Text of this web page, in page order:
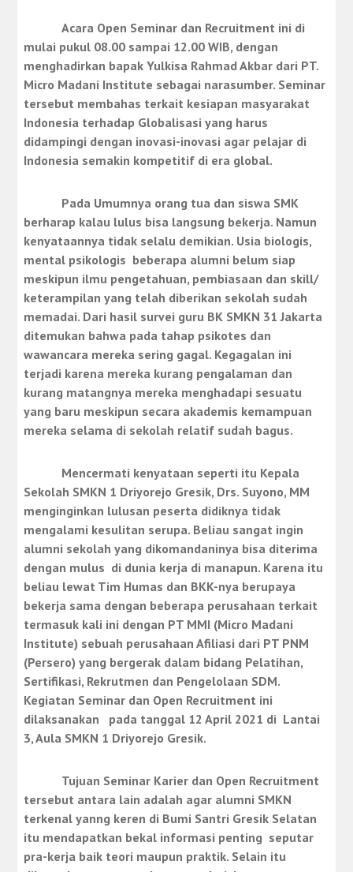
Acara Open Seminar dan Recruitment ini di
mulai pukul 08.00 sampai 12.00 WIB, dengan
menghadirkan bapak Yulkisa Rahmad Akbar dari PT.
Micro Madani Institute sebagai narasumber. Seminar
tersebut membahas terkait kesiapan masyarakat
Indonesia terhadap Globalisasi yang harus
didampingi dengan inovasi-inovasi agar pelajar di
Indonesia semakin kompetitif di era global.
Pada Umumnya orang tua dan siswa SMK
berharap kalau lulus bisa langsung bekerja. Namun
kenyataannya tidak selalu demikian. Usia biologis,
mental psikologis beberapa alumni belum siap
meskipun ilmu pengetahuan, pembiasaan dan skill/
keterampilan yang telah diberikan sekolah sudah
memadai. Dari hasil survei guru BK SMKN 31 Jakarta
ditemukan bahwa pada tahap psikotes dan
wawancara mereka sering gagal. Kegagalan ini
terjadi karena mereka kurang pengalaman dan
kurang matangnya mereka menghadapi sesuatu
yang baru meskipun secara akademis kemampuan
mereka selama di sekolah relatif sudah bagus.
Mencermati kenyataan seperti itu Kepala
Sekolah SMKN 1 Driyorejo Gresik, Drs. Suyono, MM
menginginkan lulusan peserta didiknya tidak
mengalami kesulitan serupa. Beliau sangat ingin
alumni sekolah yang dikomandaninya bisa diterima
dengan mulus di dunia kerja di manapun. Karena itu
beliau lewat Tim Humas dan BKK-nya berupaya
bekerja sama dengan beberapa perusahaan terkait
termasuk kali ini dengan PT MMI (Micro Madani
Institute) sebuah perusahaan Afiliasi dari PT PNM
(Persero) yang bergerak dalam bidang Pelatihan,
Sertifikasi, Rekrutmen dan Pengelolaan SDM.
Kegiatan Seminar dan Open Recruitment ini
dilaksanakan pada tanggal 12 April 2021 di Lantai
3, Aula SMKN 1 Driyorejo Gresik.
Tujuan Seminar Karier dan Open Recruitment
tersebut antara lain adalah agar alumni SMKN
terkenal yanng keren di Bumi Santri Gresik Selatan
itu mendapatkan bekal informasi penting seputar
pra-kerja baik teori maupun praktik. Selain itu